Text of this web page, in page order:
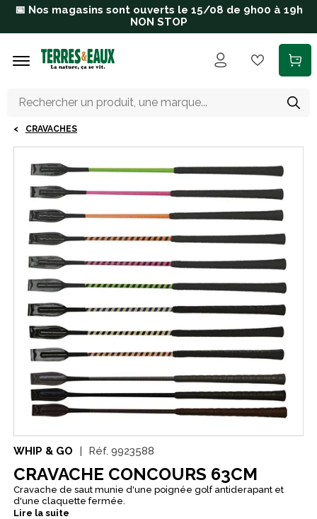
Aller au contenu principal
📅 Nos magasins sont ouverts le 15/08 de 9h00 à 19h
NON STOP
CRAVACHES
WHIP & GO Réf. 9923588
CRAVACHE CONCOURS 63CM
Cravache de saut munie d'une poignée golf antiderapant et
d'une claquette fermée.
Lire la suite